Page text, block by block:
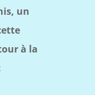
un
à la